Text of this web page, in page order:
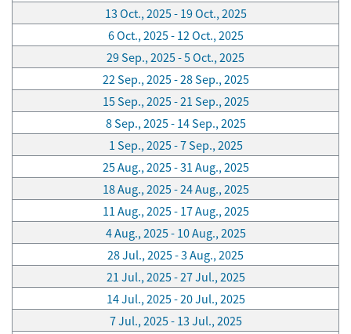
13 Oct., 2025 - 19 Oct., 2025
6 Oct., 2025 - 12 Oct., 2025
29 Sep., 2025 - 5 Oct., 2025
22 Sep., 2025 - 28 Sep., 2025
15 Sep., 2025 - 21 Sep., 2025
8 Sep., 2025 - 14 Sep., 2025
1 Sep., 2025 - 7 Sep., 2025
25 Aug., 2025 - 31 Aug., 2025
18 Aug., 2025 - 24 Aug., 2025
11 Aug., 2025 - 17 Aug., 2025
4 Aug., 2025 - 10 Aug., 2025
28 Jul., 2025 - 3 Aug., 2025
21 Jul., 2025 - 27 Jul., 2025
14 Jul., 2025 - 20 Jul., 2025
7 Jul., 2025 - 13 Jul., 2025